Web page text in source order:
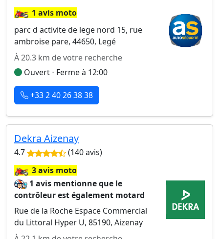
🏍️1 avis moto
parc d activite de lege nord 15, rue
ambroise pare, 44650, Legé
À 20.3 km de votre recherche
Ouvert ⋅ Ferme à 12:00
+33 2 40 26 38 38
Dekra Aizenay
4.7 (140 avis)
🏍️3 avis moto
1 avis mentionne que le
contrôleur est également motard
Rue de la Roche Espace Commercial
du Littoral Hyper U, 85190, Aizenay